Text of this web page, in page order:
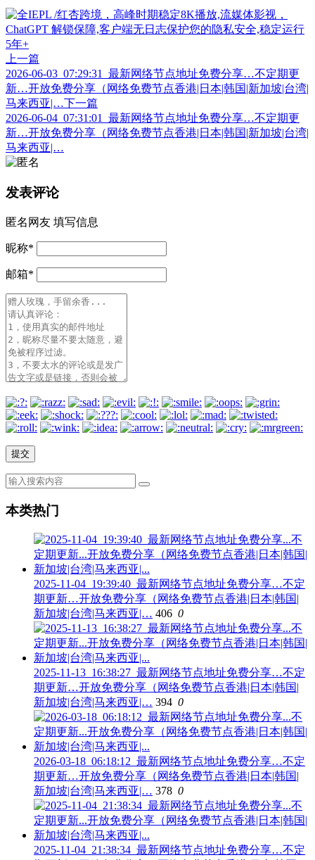
上一篇
2026-06-03_07:29:31_最新网络节点地址免费分享…不定期更
新…开放免费分享（网络免费节点香港|日本|韩国|新加坡|台湾|
马来西亚|… 下一篇
2026-06-04_07:31:01_最新网络节点地址免费分享…不定期更
新…开放免费分享（网络免费节点香港|日本|韩国|新加坡|台湾|
马来西亚|…
发表评论
匿名网友 填写信息
昵称*
邮箱*
本类热门
2025-11-04_19:39:40_最新网络节点地址免费分享…不定
期更新…开放免费分享（网络免费节点香港|日本|韩国|
新加坡|台湾|马来西亚|… 406 0
2025-11-13_16:38:27_最新网络节点地址免费分享…不定
期更新…开放免费分享（网络免费节点香港|日本|韩国|
新加坡|台湾|马来西亚|… 394 0
2026-03-18_06:18:12_最新网络节点地址免费分享…不定
期更新…开放免费分享（网络免费节点香港|日本|韩国|
新加坡|台湾|马来西亚|… 378 0
2025-11-04_21:38:34_最新网络节点地址免费分享…不定